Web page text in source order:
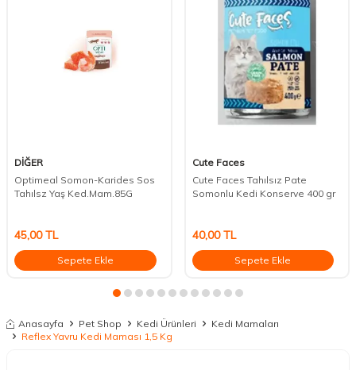
DİĞER
Optimeal Somon-Karides Sos
Tahılsz Yaş Ked.Mam.85G
45,00TL
Sepete Ekle
Cute Faces
Cute Faces Tahılsız Pate
Somonlu Kedi Konserve 400 gr
40,00TL
Sepete Ekle
Anasayfa Pet Shop Kedi Ürünleri
Kedi Mamaları
Reflex Yavru Kedi Maması 1,5 Kg